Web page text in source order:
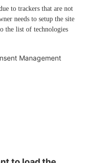
to trackers that are not
needs to setup the site
the list of technologies
Management